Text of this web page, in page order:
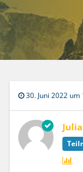
30. Juni 2022 um